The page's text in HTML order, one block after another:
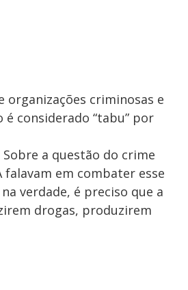
organizações criminosas e
considerado “tabu” por
a questão do crime
falavam em combater esse
verdade, é preciso que a
drogas, produzirem